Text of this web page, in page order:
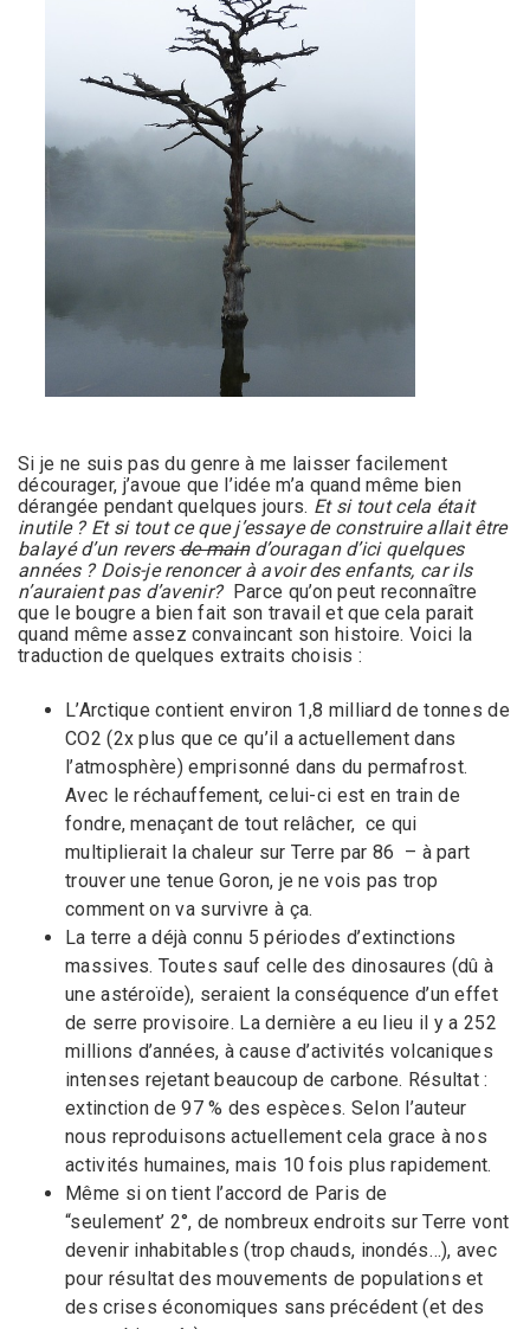
Si je ne suis pas du genre à me laisser facilement
décourager, j’avoue que l’idée m’a quand même bien
dérangée pendant quelques jours. Et si tout cela était
inutile ? Et si tout ce que j’essaye de construire allait être
balayé d’un reversde maind’ouragan d’ici quelques
années ? Dois-je renoncer à avoir des enfants, car ils
n’auraient pas d’avenir? Parce qu’on peut reconnaître
que le bougre a bien fait son travail et que cela parait
quand même assez convaincant son histoire. Voici la
traduction de quelques extraits choisis :
L’Arctique contient environ 1,8 milliard de tonnes de
CO2 (2x plus que ce qu’il a actuellement dans
l’atmosphère) emprisonné dans du permafrost.
Avec le réchauffement, celui-ci est en train de
fondre, menaçant de tout relâcher, ce qui
multiplierait la chaleur sur Terre par 86 – à part
trouver une tenue Goron, je ne vois pas trop
comment on va survivre à ça.
La terre a déjà connu 5 périodes d’extinctions
massives. Toutes sauf celle des dinosaures (dû à
une astéroïde), seraient la conséquence d’un effet
de serre provisoire. La dernière a eu lieu il y a 252
millions d’années, à cause d’activités volcaniques
intenses rejetant beaucoup de carbone. Résultat :
extinction de 97 % des espèces. Selon l’auteur
nous reproduisons actuellement cela grace à nos
activités humaines, mais 10 fois plus rapidement.
Même si on tient l’accord de Paris de
“seulement’ 2°, de nombreux endroits sur Terre vont
devenir inhabitables (trop chauds, inondés…), avec
pour résultat des mouvements de populations et
des crises économiques sans précédent (et des